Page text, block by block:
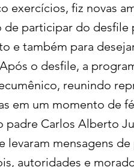
exercícios, fiz novas
participar do desfile
e também para
o desfile, a
reunindo
em um momento de
padre Carlos Alberto
levaram mensagens
autoridades e